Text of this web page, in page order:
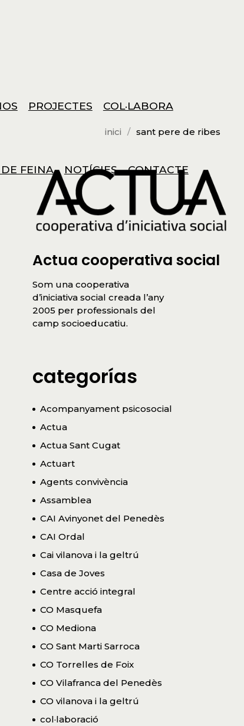
PROJECTES COL·LABORA
FEINA NOTÍCIES CONTACTE
inici sant pere de ribes
Actua cooperativa social
Som una cooperativa
d’iniciativa social creada l’any
2005 per professionals del
camp socioeducatiu.
categorías
Acompanyament psicosocial
Actua
Actua Sant Cugat
Actuart
Agents convivència
Assamblea
CAI Avinyonet del Penedès
CAI Ordal
Cai vilanova i la geltrú
Casa de Joves
Centre acció integral
CO Masquefa
CO Mediona
CO Sant Marti Sarroca
CO Torrelles de Foix
CO Vilafranca del Penedès
CO vilanova i la geltrú
col·laboració